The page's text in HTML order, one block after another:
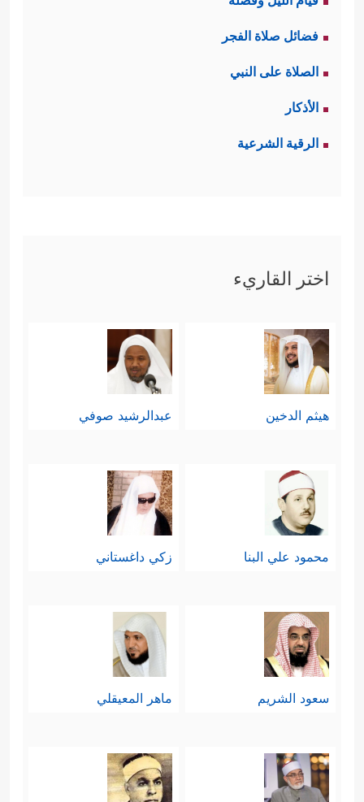
فضائل صلاة الفجر
الصلاة على النبي
الأذكار
الرقية الشرعية
اختر القاريء
هيثم الدخين عبدالرشيد صوفي
محمود علي البنا زكي داغستاني
سعود الشريم ماهر المعيقلي